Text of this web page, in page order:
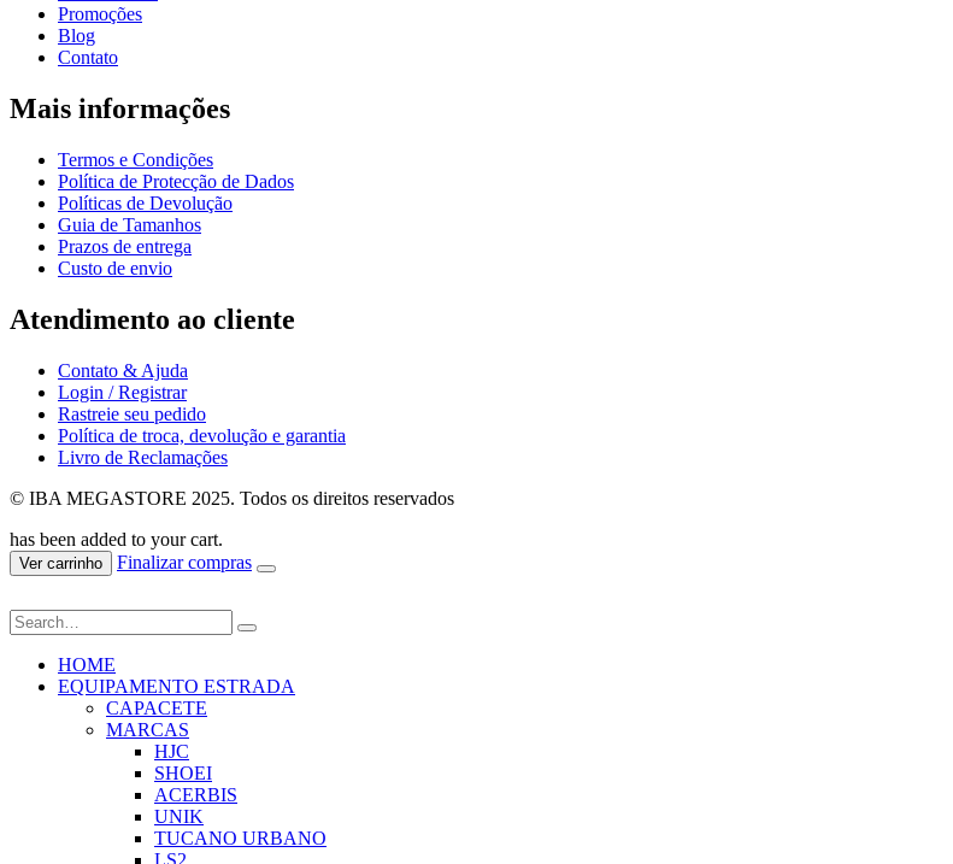
Promoções
Blog
Contato
Mais informações
Termos e Condições
Política de Protecção de Dados
Políticas de Devolução
Guia de Tamanhos
Prazos de entrega
Custo de envio
Atendimento ao cliente
Contato & Ajuda
Login / Registrar
Rastreie seu pedido
Política de troca, devolução e garantia
Livro de Reclamações
© IBA MEGASTORE 2025. Todos os direitos reservados
has been added to your cart.
Ver carrinho Finalizar compras
HOME
EQUIPAMENTO ESTRADA
CAPACETE
MARCAS
HJC
SHOEI
ACERBIS
UNIK
TUCANO URBANO
LS2